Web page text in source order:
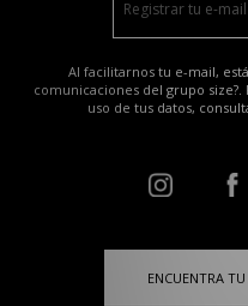
Al facilitarnos tu e-mail,
comunicaciones del grupo
uso de tus datos,
ENCUENTRA